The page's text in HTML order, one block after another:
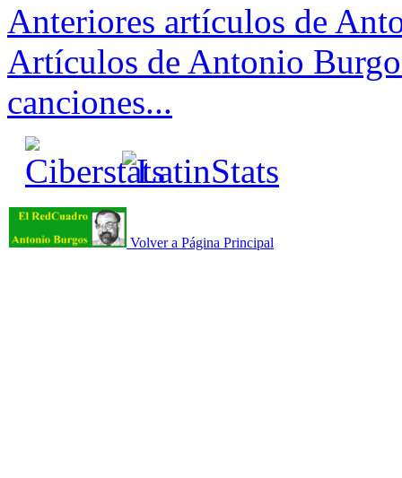
Anteriores artículos de
Artículos de Antonio
canciones...
Volver a Página Principal